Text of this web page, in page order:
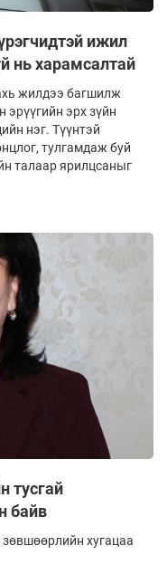
ижил
нь харамсалтай
жилдээ багшилж
эрх зүйн
нэг. Түүнтэй
тулгамдаж буй
талаар ярилцсаныг
тусгай
байв
хугацаа